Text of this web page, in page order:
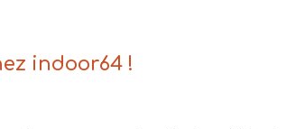
indoor64 !